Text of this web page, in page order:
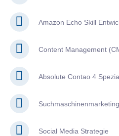
Amazon Echo Skill
Content Management
Absolute Contao 4
Social Media Strategie